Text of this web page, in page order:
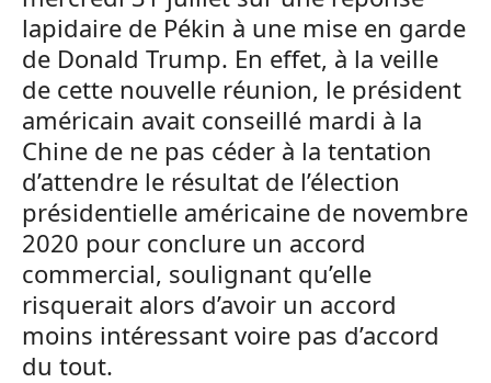
lapidaire de Pékin à une mise en garde
de Donald Trump. En effet, à la veille
de cette nouvelle réunion, le président
américain avait conseillé mardi à la
Chine de ne pas céder à la tentation
d’attendre le résultat de l’élection
présidentielle américaine de novembre
2020 pour conclure un accord
commercial, soulignant qu’elle
risquerait alors d’avoir un accord
moins intéressant voire pas d’accord
du tout.